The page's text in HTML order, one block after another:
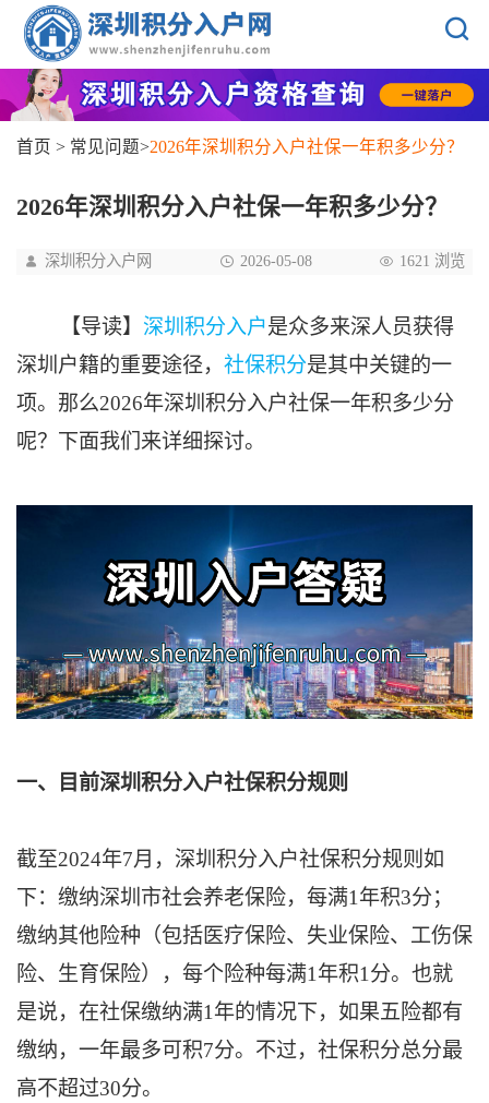
首页 > 常见问题>2026年深圳积分入户社保一年积多少分？
2026年深圳积分入户社保一年积多少分？
深圳积分入户网 2026-05-08 1621 浏览
【导读】 深圳积分入户是众多来深人员获得
深圳户籍的重要途径， 社保积分是其中关键的一
项。那么2026年深圳积分入户社保一年积多少分
呢？下面我们来详细探讨。
一、目前深圳积分入户社保积分规则
截至2024年7月，深圳积分入户社保积分规则如
下：缴纳深圳市社会养老保险，每满1年积3分；
缴纳其他险种（包括医疗保险、失业保险、工伤保
险、生育保险），每个险种每满1年积1分。也就
是说，在社保缴纳满1年的情况下，如果五险都有
缴纳，一年最多可积7分。不过，社保积分总分最
高不超过30分。